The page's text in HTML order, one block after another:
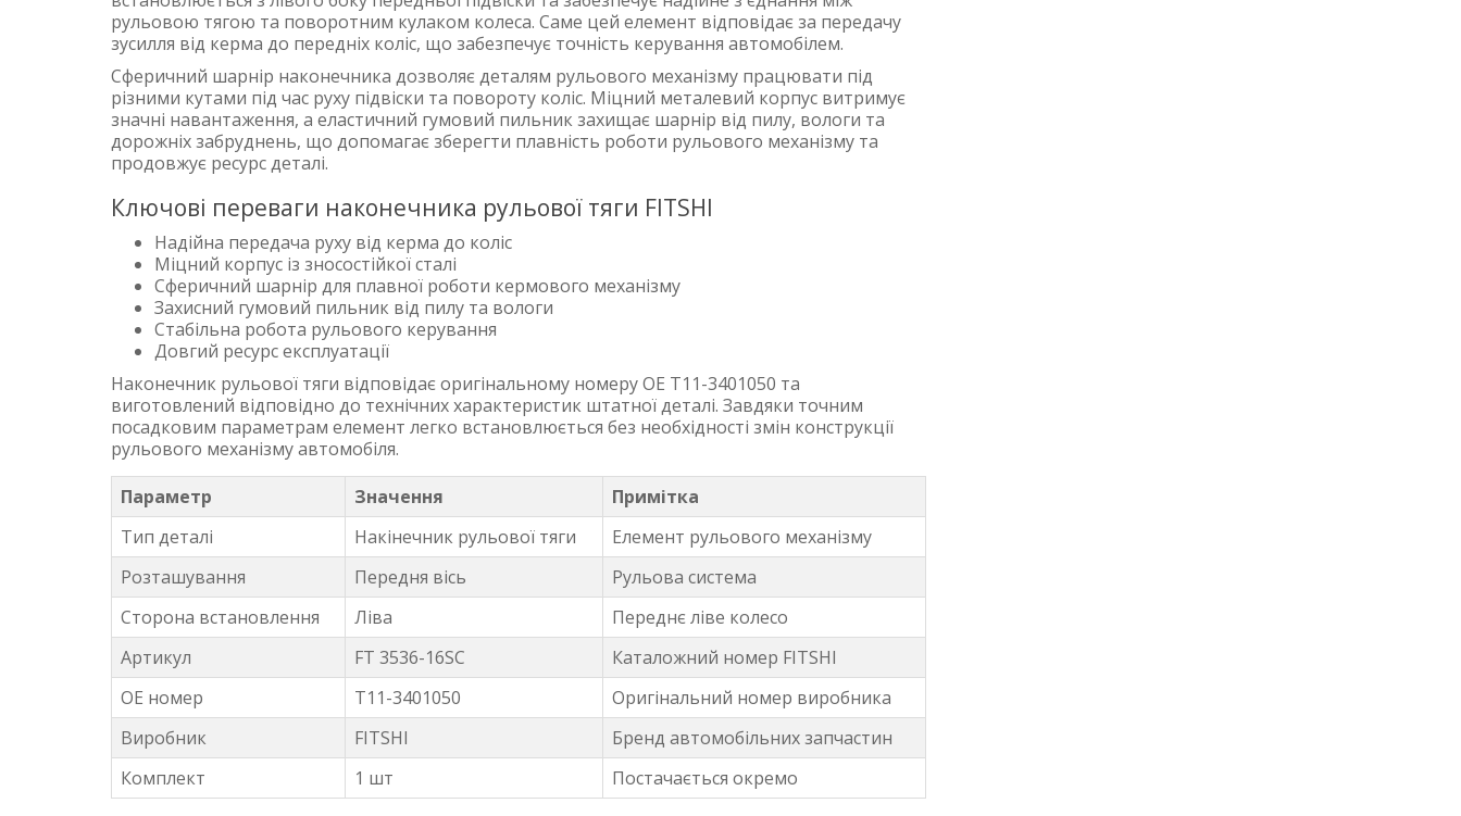
рульовою тягою та поворотним кулаком колеса. Саме цей елемент відповідає за передачу
зусилля від керма до передніх коліс, що забезпечує точність керування автомобілем.
Сферичний шарнір наконечника дозволяє деталям рульового механізму працювати під
різними кутами під час руху підвіски та повороту коліс. Міцний металевий корпус витримує
значні навантаження, а еластичний гумовий пильник захищає шарнір від пилу, вологи та
дорожніх забруднень, що допомагає зберегти плавність роботи рульового механізму та
продовжує ресурс деталі.
Ключові переваги наконечника рульової тяги FITSHI
Надійна передача руху від керма до коліс
Міцний корпус із зносостійкої сталі
Сферичний шарнір для плавної роботи кермового механізму
Захисний гумовий пильник від пилу та вологи
Стабільна робота рульового керування
Довгий ресурс експлуатації
Наконечник рульової тяги відповідає оригінальному номеру OE T11-3401050 та
виготовлений відповідно до технічних характеристик штатної деталі. Завдяки точним
посадковим параметрам елемент легко встановлюється без необхідності змін конструкції
рульового механізму автомобіля.
Параметр
Значення
Примітка
Тип деталі
Накінечник рульової тяги
Елемент рульового механізму
Розташування
Передня вісь
Рульова система
Сторона встановлення
Ліва
Переднє ліве колесо
Артикул
FT 3536-16SC
Каталожний номер FITSHI
OE номер
T11-3401050
Оригінальний номер виробника
Виробник
FITSHI
Бренд автомобільних запчастин
Комплект
1 шт Постачається окремо